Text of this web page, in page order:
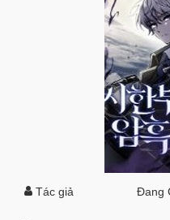
Tác giả Đang